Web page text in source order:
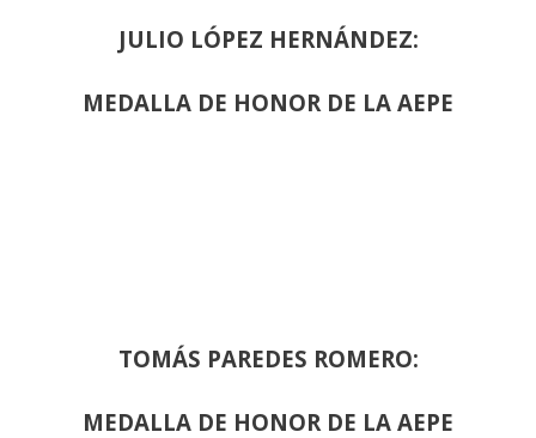
JULIO LÓPEZ HERNÁNDEZ:
MEDALLA DE HONOR DE LA AEPE
TOMÁS PAREDES ROMERO:
MEDALLA DE HONOR DE LA AEPE